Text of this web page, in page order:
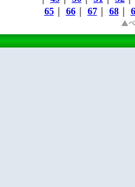
65｜ 66｜ 67｜ 68｜